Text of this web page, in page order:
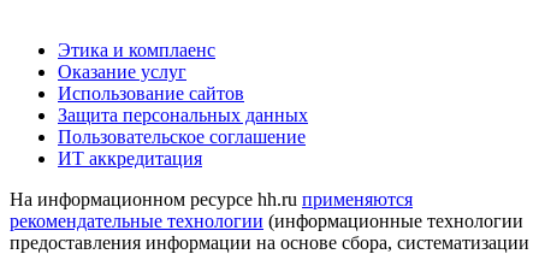
Этика и комплаенс
Оказание услуг
Использование сайтов
Защита персональных данных
Пользовательское соглашение
ИТ аккредитация
На информационном ресурсе hh.ru применяются
рекомендательные технологии (информационные технологии
предоставления информации на основе сбора, систематизации